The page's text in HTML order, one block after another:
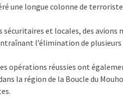
une longue colonne de
sécuritaires et locales, des
l’élimination de plusieurs
opérations réussies ont
la région de la Boucle du